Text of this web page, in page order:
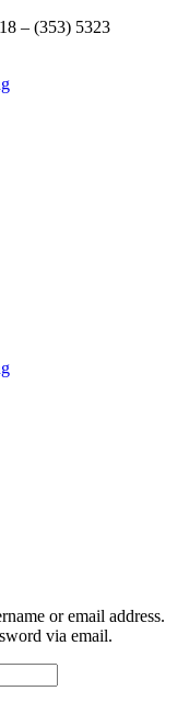
– (353) 5323
or email address.
via email.